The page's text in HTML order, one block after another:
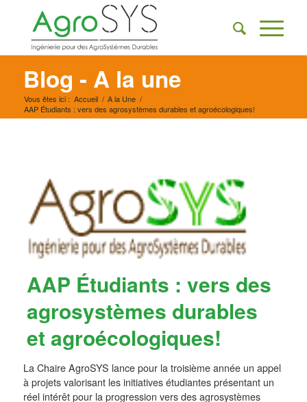
Blog - A la une
Vous êtes ici : Accueil / A la Une /
AAP Étudiants : vers des agrosystèmes durables et agroécologiques!
AAP Étudiants : vers des
agrosystèmes durables
et agroécologiques!
La Chaire AgroSYS lance pour la troisième année un appel
à projets valorisant les initiatives étudiantes présentant un
réel intérêt pour la progression vers des agrosystèmes